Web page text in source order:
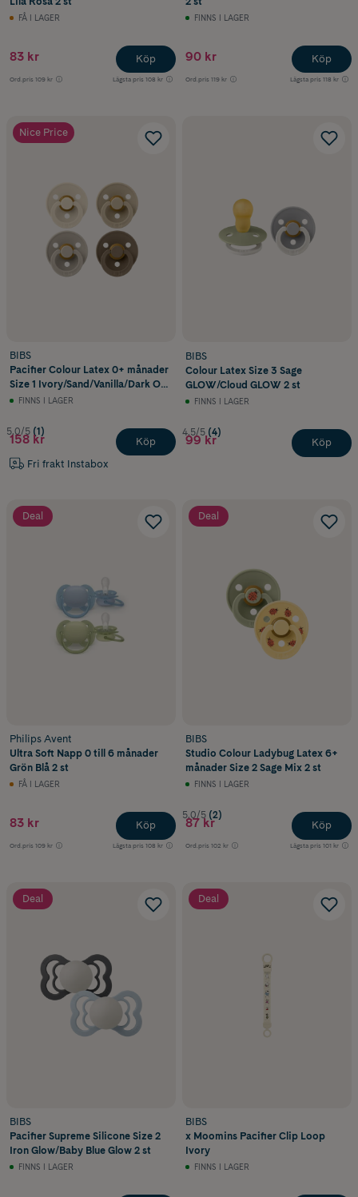
FÅ I LAGER
83 kr
Ord.pris 109 kr Lägsta pris 108 kr
Köp
FINNS I LAGER
90 kr
Ord.pris 119 kr Lägsta pris 118 kr
Köp
Nice Price
BIBS
Pacifier Colour Latex 0+ månader
Size 1 Ivory/Sand/Vanilla/Dark Oak
4 stFINNS I LAGER
5.0/5 (1)
158 kr
Fri frakt Instabox
Köp
BIBS
Colour Latex Size 3 Sage
GLOW/Cloud GLOW 2 st
FINNS I LAGER
4.5/5 (4)
99 kr Köp
Deal
Philips Avent
Ultra Soft Napp 0 till 6 månader
Grön Blå 2 st
FÅ I LAGER
83 kr
Ord.pris 109 kr Lägsta pris 108 kr
Köp
Deal
BIBS
Studio Colour Ladybug Latex 6+
månader Size 2 Sage Mix 2 st
FINNS I LAGER
5.0/5 (2)
87 kr
Ord.pris 102 kr Lägsta pris 101 kr
Köp
Deal
BIBS
Pacifier Supreme Silicone Size 2
Iron Glow/Baby Blue Glow 2 st
FINNS I LAGER
Deal
BIBS
x Moomins Pacifier Clip Loop
Ivory
FINNS I LAGER